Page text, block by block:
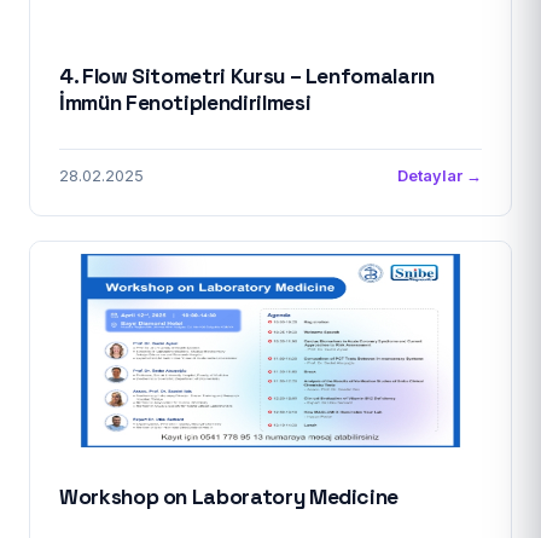
4. Flow Sitometri Kursu – Lenfomaların
İmmün Fenotiplendirilmesi
28.02.2025 Detaylar →
Workshop on Laboratory Medicine